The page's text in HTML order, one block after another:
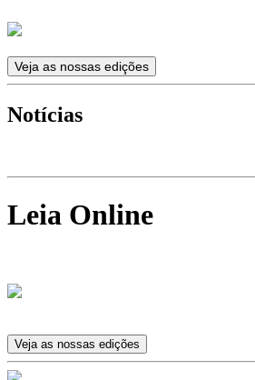
Veja as nossas edições
Notícias
Leia Online
Veja as nossas edições